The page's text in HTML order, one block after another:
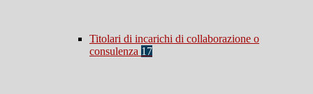
Titolari di incarichi di collaborazione o
consulenza 17